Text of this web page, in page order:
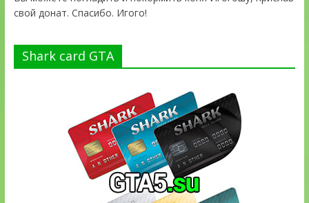
свой донат. Спасибо. Игого!
Shark card GTA